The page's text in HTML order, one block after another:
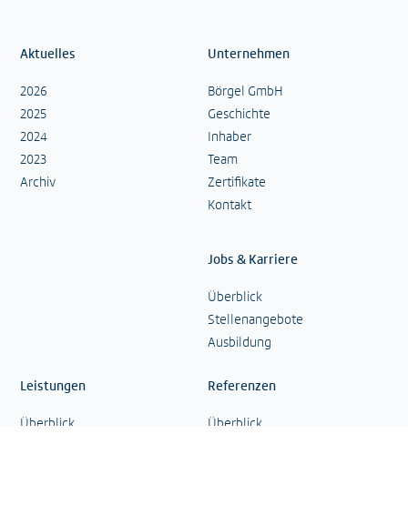
Aktuelles
2026
2025
2024
2023
Archiv
Unternehmen
Börgel GmbH
Geschichte
Inhaber
Team
Zertifikate
Kontakt
Jobs & Karriere
Überblick
Stellenangebote
Ausbildung
Leistungen
Überblick
Referenzen
Überblick